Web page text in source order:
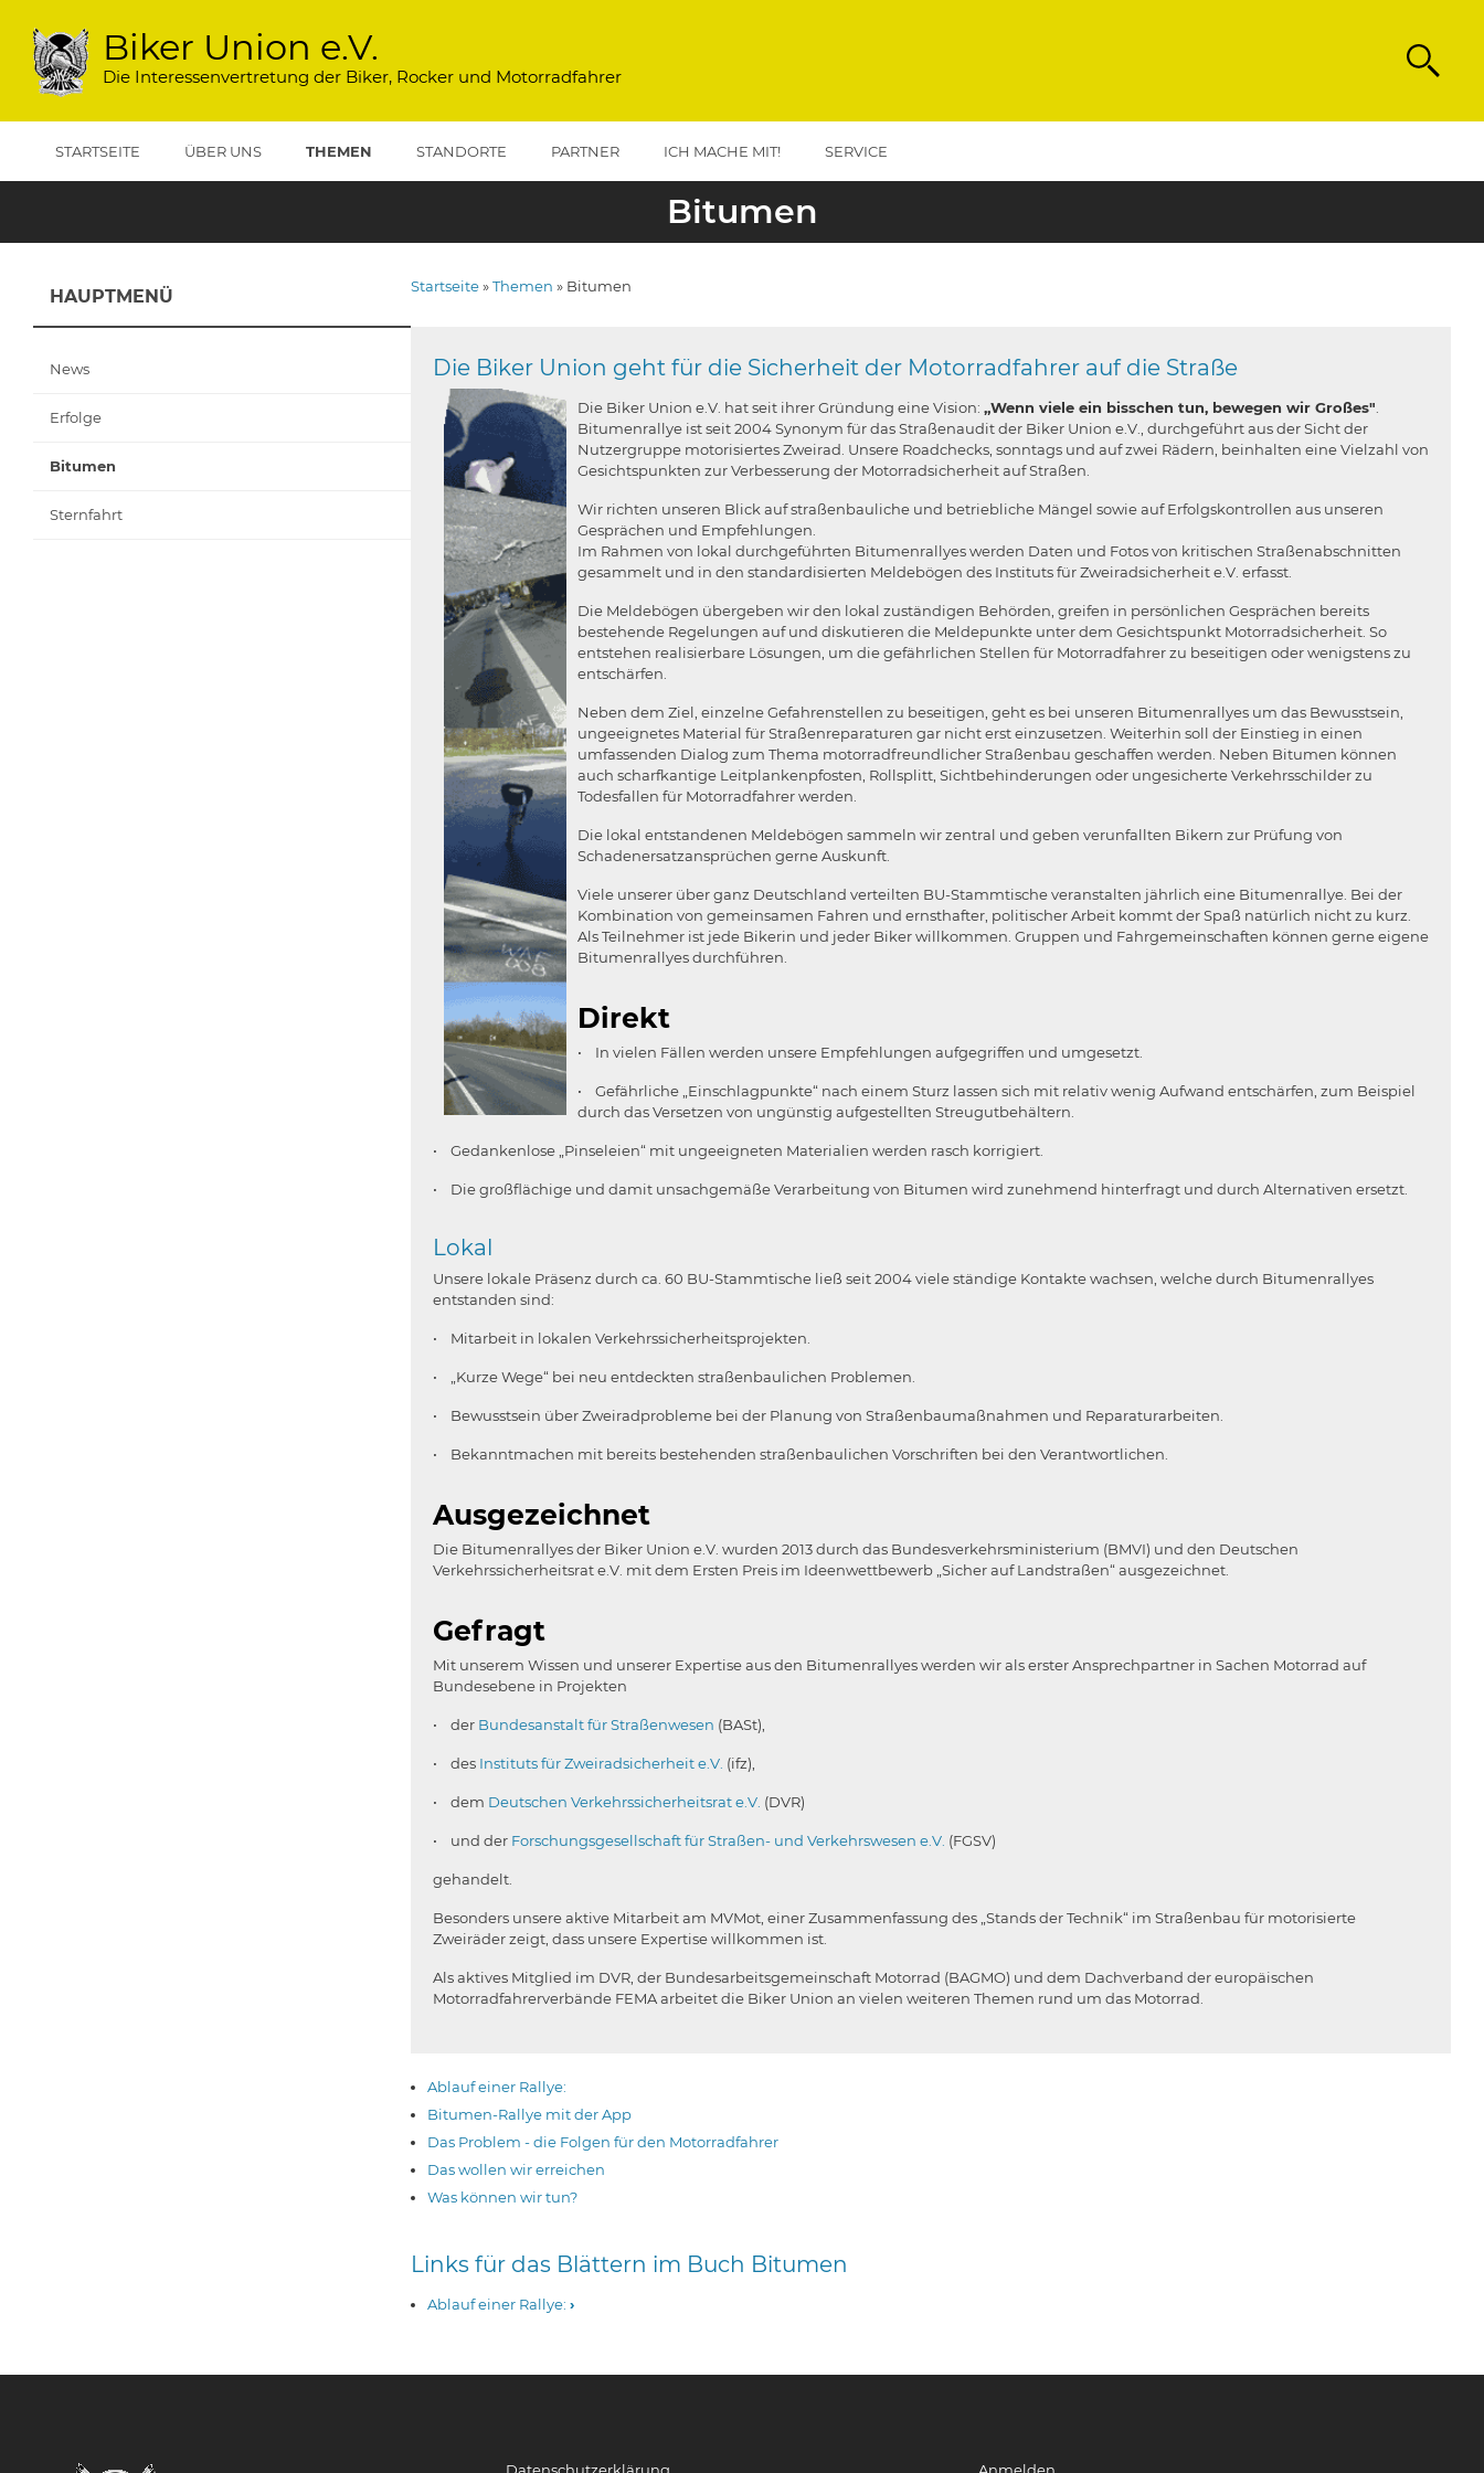
Inhalt
Biker Union e.V.
Die Interessenvertretung der Biker, Rocker und Motorradfahrer
STARTSEITE ÜBER UNS THEMEN STANDORTE PARTNER ICH MACHE MIT! SERVICE
Bitumen
HAUPTMENÜ
News
Erfolge
Bitumen
Sternfahrt
Startseite Themen Bitumen
Die Biker Union geht für die Sicherheit der Motorradfahrer auf die Straße
Die Biker Union e.V. hat seit ihrer Gründung eine Vision: „Wenn viele ein bisschen tun, bewegen wir Großes"
Bitumenrallye ist seit 2004 Synonym für das Straßenaudit der Biker Union e.V., durchgeführt aus der Sicht der
Nutzergruppe motorisiertes Zweirad. Unsere Roadchecks, sonntags und auf zwei Rädern, beinhalten eine Vielzahl von
Gesichtspunkten zur Verbesserung der Motorradsicherheit auf Straßen.
Wir richten unseren Blick auf straßenbauliche und betriebliche Mängel sowie auf Erfolgskontrollen aus unseren
Gesprächen und Empfehlungen.
Im Rahmen von lokal durchgeführten Bitumenrallyes werden Daten und Fotos von kritischen Straßenabschnitten
gesammelt und in den standardisierten Meldebögen des Instituts für Zweiradsicherheit e.V. erfasst.
Die Meldebögen übergeben wir den lokal zuständigen Behörden, greifen in persönlichen Gesprächen bereits
bestehende Regelungen auf und diskutieren die Meldepunkte unter dem Gesichtspunkt Motorradsicherheit. So
entstehen realisierbare Lösungen, um die gefährlichen Stellen für Motorradfahrer zu beseitigen oder wenigstens zu
entschärfen.
Neben dem Ziel, einzelne Gefahrenstellen zu beseitigen, geht es bei unseren Bitumenrallyes um das Bewusstsein,
ungeeignetes Material für Straßenreparaturen gar nicht erst einzusetzen. Weiterhin soll der Einstieg in einen
umfassenden Dialog zum Thema motorradfreundlicher Straßenbau geschaffen werden. Neben Bitumen können
auch scharfkantige Leitplankenpfosten, Rollsplitt, Sichtbehinderungen oder ungesicherte Verkehrsschilder zu
Todesfallen für Motorradfahrer werden.
Die lokal entstandenen Meldebögen sammeln wir zentral und geben verunfallten Bikern zur Prüfung von
Schadenersatzansprüchen gerne Auskunft.
Viele unserer über ganz Deutschland verteilten BU-Stammtische veranstalten jährlich eine Bitumenrallye. Bei der
Kombination von gemeinsamen Fahren und ernsthafter, politischer Arbeit kommt der Spaß natürlich nicht zu kurz.
Als Teilnehmer ist jede Bikerin und jeder Biker willkommen. Gruppen und Fahrgemeinschaften können gerne eigene
Bitumenrallyes durchführen.
Direkt
• In vielen Fällen werden unsere Empfehlungen aufgegriffen und umgesetzt.
• Gefährliche „Einschlagpunkte“ nach einem Sturz lassen sich mit relativ wenig Aufwand entschärfen, zum Beispiel
durch das Versetzen von ungünstig aufgestellten Streugutbehältern.
• Gedankenlose „Pinseleien“ mit ungeeigneten Materialien werden rasch korrigiert.
• Die großflächige und damit unsachgemäße Verarbeitung von Bitumen wird zunehmend hinterfragt und durch Alternativen ersetzt.
Lokal
Unsere lokale Präsenz durch ca. 60 BU-Stammtische ließ seit 2004 viele ständige Kontakte wachsen, welche durch Bitumenrallyes
entstanden sind:
• Mitarbeit in lokalen Verkehrssicherheitsprojekten.
• „Kurze Wege“ bei neu entdeckten straßenbaulichen Problemen.
• Bewusstsein über Zweiradprobleme bei der Planung von Straßenbaumaßnahmen und Reparaturarbeiten.
• Bekanntmachen mit bereits bestehenden straßenbaulichen Vorschriften bei den Verantwortlichen.
Ausgezeichnet
Die Bitumenrallyes der Biker Union e.V. wurden 2013 durch das Bundesverkehrsministerium (BMVI) und den Deutschen
Verkehrssicherheitsrat e.V. mit dem Ersten Preis im Ideenwettbewerb „Sicher auf Landstraßen“ ausgezeichnet.
Gefragt
Mit unserem Wissen und unserer Expertise aus den Bitumenrallyes werden wir als erster Ansprechpartner in Sachen Motorrad auf
Bundesebene in Projekten
• der Bundesanstalt für Straßenwesen (BASt),
• des Instituts für Zweiradsicherheit e.V. (ifz),
• dem Deutschen Verkehrssicherheitsrat e.V. (DVR)
• und der Forschungsgesellschaft für Straßen- und Verkehrswesen e.V. (FGSV)
gehandelt.
Besonders unsere aktive Mitarbeit am MVMot, einer Zusammenfassung des „Stands der Technik“ im Straßenbau für motorisierte
Zweiräder zeigt, dass unsere Expertise willkommen ist.
Als aktives Mitglied im DVR, der Bundesarbeitsgemeinschaft Motorrad (BAGMO) und dem Dachverband der europäischen
Motorradfahrerverbände FEMA arbeitet die Biker Union an vielen weiteren Themen rund um das Motorrad.
Ablauf einer Rallye:
Bitumen-Rallye mit der App
Das Problem - die Folgen für den Motorradfahrer
Das wollen wir erreichen
Was können wir tun?
Links für das Blättern im Buch Bitumen
Ablauf einer Rallye:›
Datenschutzerklärung Anmelden